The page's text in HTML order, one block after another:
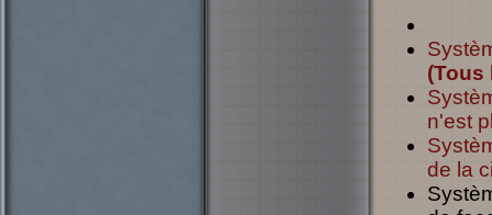
(Tous
n'est
de la